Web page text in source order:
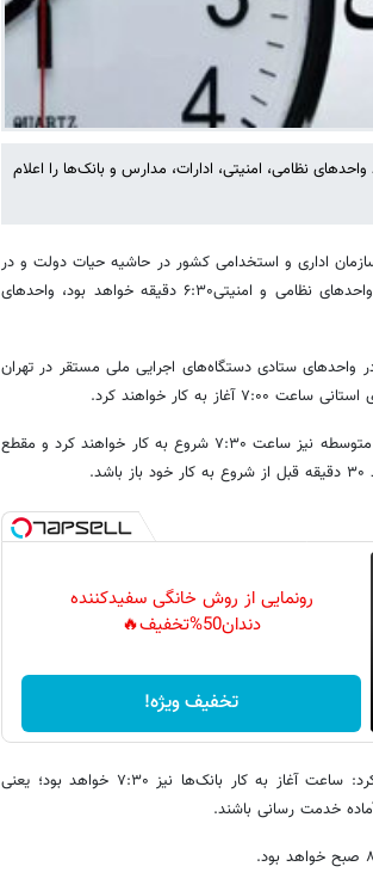
نظامی، امنیتی، ادارات، مدارس و بانک‌ها را اعلام
سازمان اداری و استخدامی کشور در حاشیه حیات دولت و در
جمع خبرنگاران گفت: از اول مهرماه ساعت شروع به کار واحدهای نظامی و امنیتی۶:۳۰ دقیقه خواهد بود، واحدهای
واحدهای ستادی دستگاه‌های اجرایی ملی مستقر در تهران
رئیس سازمان اداری و استخدامی کشور ادامه داد: مدارس متوسطه نیز ساعت ۷:۳۰ شروع به کار خواهند کرد و مقطع
رونمایی از روش خانگی سفیدکننده
دندان50%تخفیف🔥
تخفیف ویژه!
رفیع‌زاده در ادامه به ساعت کار بانک‌ها اشاره و تصریح کرد: ساعت آغاز به کار بانک‌ها نیز ۷:۳۰ خواهد بود؛ یعنی